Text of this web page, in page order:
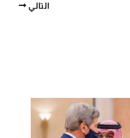
التالي